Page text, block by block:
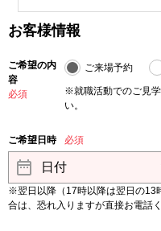
お客様情報
ご希望の内
容
必須
ご来場予約
※就職活動でのご見
い。
ご希望日時 必須
※翌日以降（17時以降は翌日の13
合は、恐れ入りますが直接お電話く